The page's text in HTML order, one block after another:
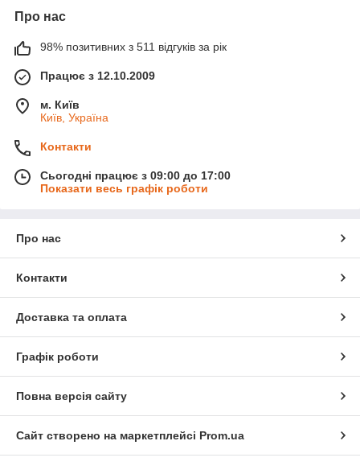
Про нас
98% позитивних з 511 відгуків за рік
Працює з 12.10.2009
м. Київ
Київ, Україна
Контакти
Сьогодні працює з 09:00 до 17:00
Показати весь графік роботи
Про нас
Контакти
Доставка та оплата
Графік роботи
Повна версія сайту
Сайт створено на маркетплейсі Prom.ua